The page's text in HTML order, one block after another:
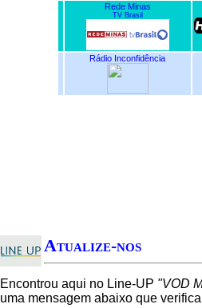
Rede Minas
TV Brasil
Rádio Inconfidência
Atualize-nos
Encontrou aqui no Line-UP "VOD
uma mensagem abaixo que